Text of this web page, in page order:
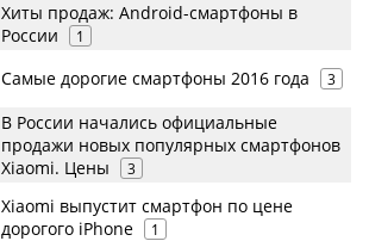
Хиты продаж: Android-смартфоны в
России
1
Самые дорогие смартфоны 2016 года 3
В России начались официальные
продажи новых популярных смартфонов
Xiaomi. Цены
3
Xiaomi выпустит смартфон по цене
дорогого iPhone
1